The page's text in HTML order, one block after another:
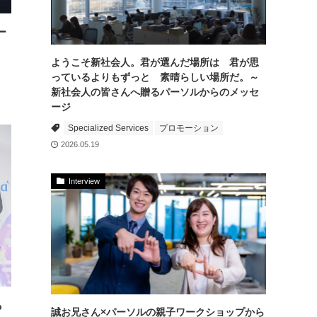
ようこそ新社会人。君が選んだ場所は 君が思
っているよりもずっと 素晴らしい場所だ。～
新社会人の皆さんへ贈るパーソルからのメッセ
ージ
Specialized Services プロモーション
2026.05.19
Interview
誠お兄さん×パーソルの親子ワークショップから